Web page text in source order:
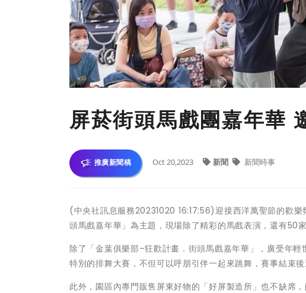
屏菸街頭馬戲團嘉年華
推廣新聞稿 Oct 20,2023 新聞 新聞時事
(中央社訊息服務20231020 16:17:56)迎接西洋萬聖節的歡
頭馬戲嘉年華」為主題，現場除了精彩的馬戲表演，還有50
除了「金葉俱樂部–狂歡計畫．街頭馬戲嘉年華」，廣受年
特別的排舞大賽，不但可以呼朋引伴一起來跳舞，賽事結束
此外，園區內專門販售屏東好物的「好屏製造所」也不缺席